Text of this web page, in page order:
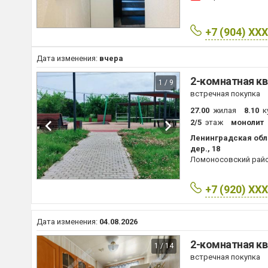
+7 (904)
Дата изменения: вчера
1 / 9 2-комнатная
встречная покупка
27.00 жилая 8.10
2/5 этаж
монолит
Ленинградская
дер., 18
Ломоносовский
+7 (920)
Дата изменения: 04.08.2026
1 / 14 2-комнатная
встречная покупка